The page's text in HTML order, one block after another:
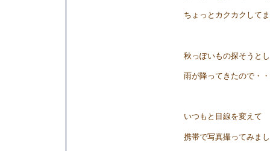
ちょっとカクカクして
秋っぽいもの探そうと
雨が降ってきたので・
いつもと目線を変えて
携帯で写真撮ってみま